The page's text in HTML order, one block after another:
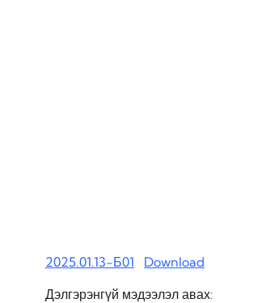
2025.01.13-Б01
Download
Дэлгэрэнгүй мэдээлэл авах: